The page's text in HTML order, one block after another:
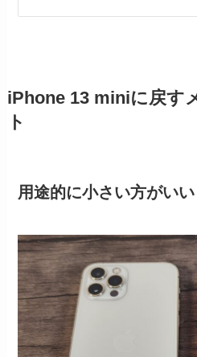
iPhone 13 miniに戻す
ト
用途的に小さい方がいい